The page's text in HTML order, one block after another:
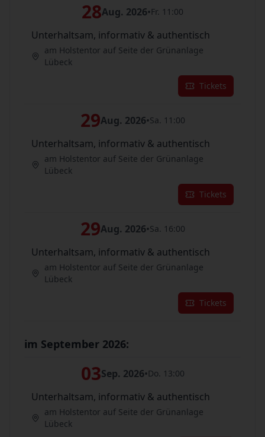
28Aug. 2026•Fr. 11:00
Unterhaltsam, informativ & authentisch
am Holstentor auf Seite der Grünanlage
Lübeck
Tickets
29Aug. 2026•Sa. 11:00
Unterhaltsam, informativ & authentisch
am Holstentor auf Seite der Grünanlage
Lübeck
Tickets
29Aug. 2026•Sa. 16:00
Unterhaltsam, informativ & authentisch
am Holstentor auf Seite der Grünanlage
Lübeck
Tickets
im September 2026:
03Sep. 2026•Do. 13:00
Unterhaltsam, informativ & authentisch
am Holstentor auf Seite der Grünanlage
Lübeck